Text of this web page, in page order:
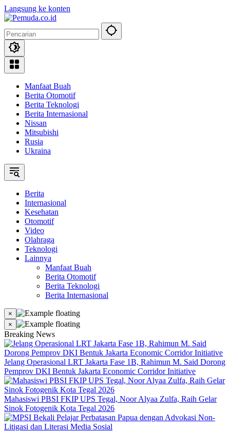
Langsung ke konten
Manfaat Buah
Berita Otomotif
Berita Teknologi
Berita Internasional
Nissan
Mitsubishi
Rusia
Ukraina
Berita
Internasional
Kesehatan
Otomotif
Video
Olahraga
Teknologi
Lainnya
Manfaat Buah
Berita Otomotif
Berita Teknologi
Berita Internasional
×
×
Breaking News
Jelang Operasional LRT Jakarta Fase 1B, Rahimun M. Said Dorong
Pemprov DKI Bentuk Jakarta Economic Corridor Initiative
Mahasiswi PBSI FKIP UPS Tegal, Noor Alyaa Zulfa, Raih Gelar
Sinok Fotogenik Kota Tegal 2026